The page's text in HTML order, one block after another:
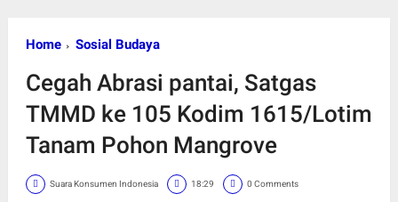
Home Sosial Budaya
Cegah Abrasi pantai, Satgas
TMMD ke 105 Kodim 1615/Lotim
Tanam Pohon Mangrove
Suara Konsumen Indonesia 18:29 0 Comments